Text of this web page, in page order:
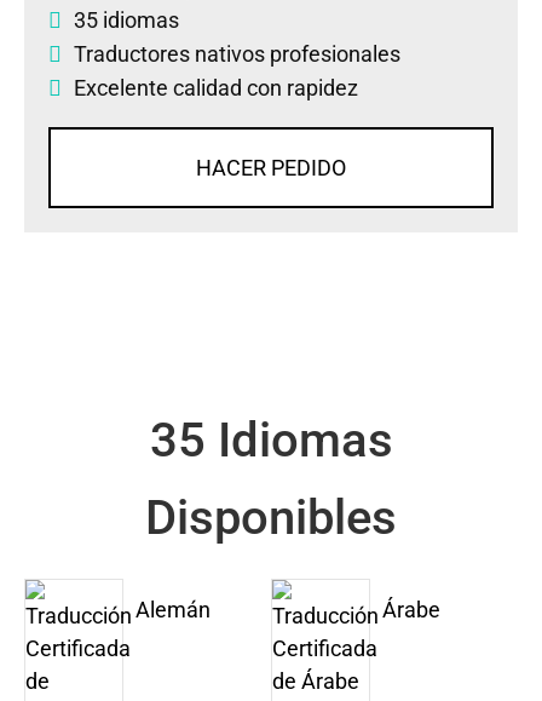
35 idiomas
Traductores nativos profesionales
Excelente calidad con rapidez
HACER PEDIDO
35 Idiomas
Disponibles
Alemán Árabe